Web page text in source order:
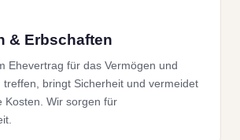
& Erbschaften
Ehevertrag für das Vermögen und
treffen, bringt Sicherheit und vermeidet
Kosten. Wir sorgen für